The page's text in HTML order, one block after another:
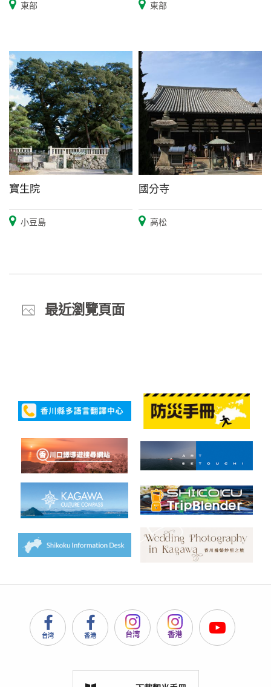
東部 東部
寶生院
小豆島
國分寺
高松
最近瀏覽頁面
台湾 香港 台湾 香港